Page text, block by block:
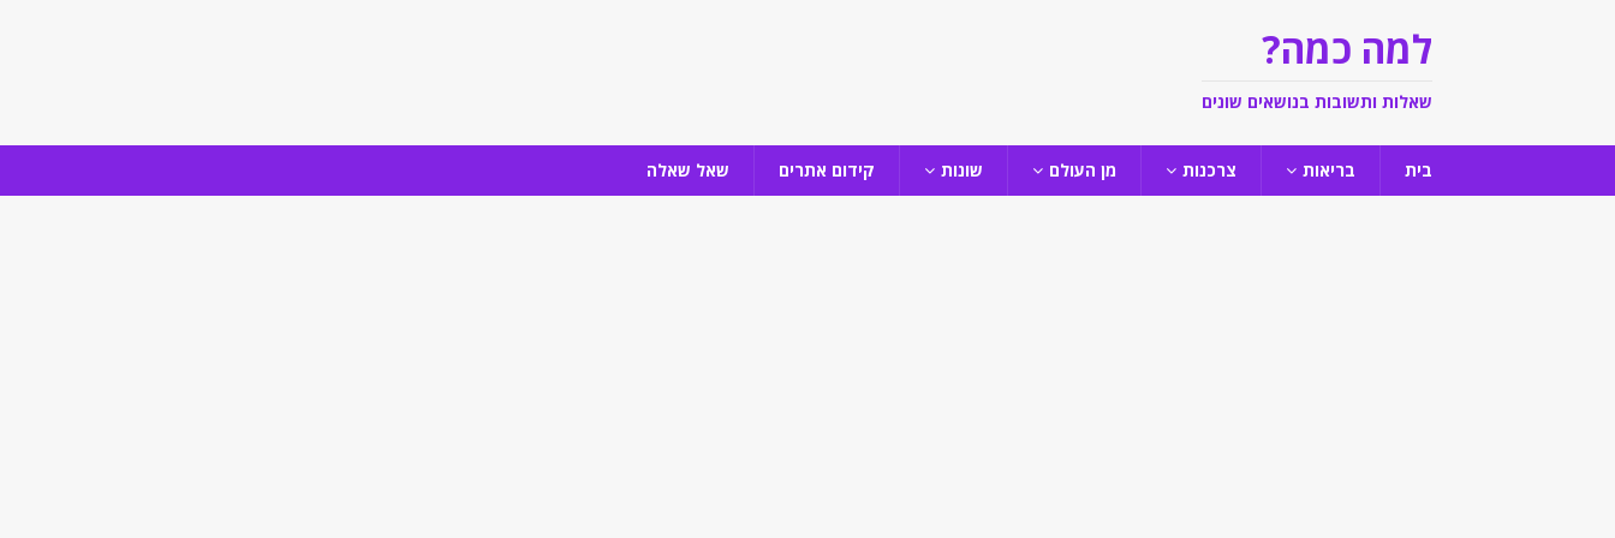
למה כמה?
שאלות ותשובות בנושאים שונים
בית בריאות צרכנות מן העולם שונות קידום אתרים שאל שאלה